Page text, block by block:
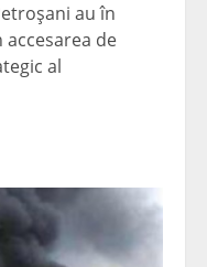
au în
de
al